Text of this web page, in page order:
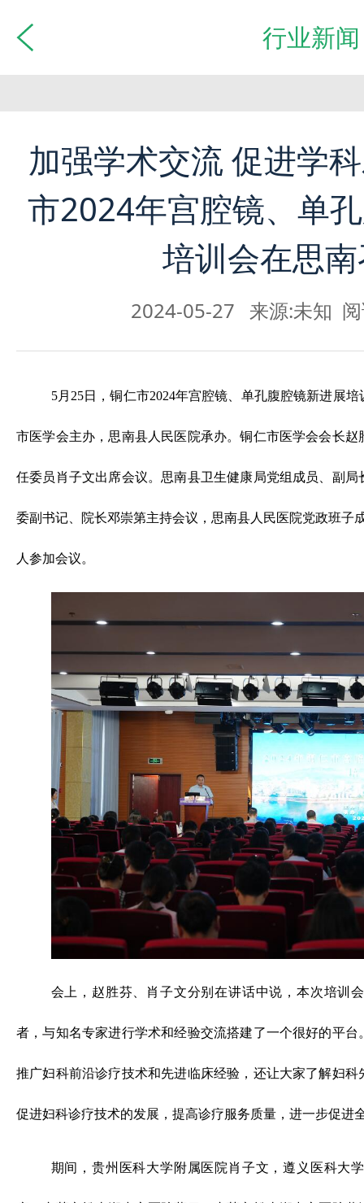
行业新闻
加强学术交流 促进学
市2024年宫腔镜、单
培训会在思
2024-05-27 来源:未知
5月25日，铜仁市2024年宫腔镜、单孔腹腔镜新进展
市医学会主办，思南县人民医院承办。铜仁市医学会会长
任委员肖子文出席会议。思南县卫生健康局党组成员、副
委副书记、院长邓崇第主持会议，思南县人民医院党政班子
人参加会议。
会上，赵胜芬、肖子文分别在讲话中说，本次培训
者，与知名专家进行学术和经验交流搭建了一个很好的平
推广妇科前沿诊疗技术和先进临床经验，还让大家了解妇
促进妇科诊疗技术的发展，提高诊疗服务质量，进一步促进
期间，贵州医科大学附属医院肖子文，遵义医科大